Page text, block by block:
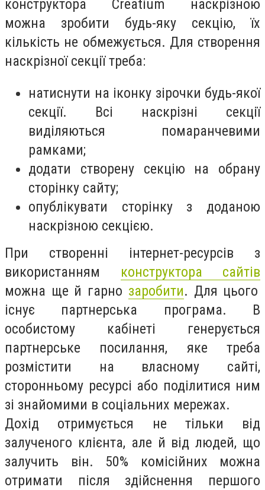
конструктора Creatium наскрізною
можна зробити будь-яку секцію, їх
кількість не обмежується. Для створення
наскрізної секції треба:
натиснути на іконку зірочки будь-якої
секції. Всі наскрізні секції
виділяються помаранчевими
рамками;
додати створену секцію на обрану
сторінку сайту;
опублікувати сторінку з доданою
наскрізною секцією.
При створенні інтернет-ресурсів з
використанням конструктора сайтів
можна ще й гарно заробити. Для цього
існує партнерська програма. В
особистому кабінеті генерується
партнерське посилання, яке треба
розмістити на власному сайті,
сторонньому ресурсі або поділитися ним
зі знайомими в соціальних мережах.
Дохід отримується не тільки від
залученого клієнта, але й від людей, що
залучить він. 50% комісійних можна
отримати після здійснення першого